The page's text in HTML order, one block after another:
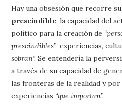
Hay una obsesión que recorre
prescindible, la capacidad del
político para la creación de
prescindibles”, experiencias,
sobran”. Se entendería la
a través de su capacidad de
las fronteras de la realidad y por
experiencias “que importan”.